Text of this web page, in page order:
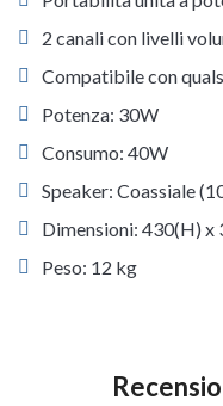
2 canali con livelli
Compatibile con
Potenza: 30W
Consumo: 40W
Speaker: Coassiale
Dimensioni: 430(H) x
Peso: 12 kg